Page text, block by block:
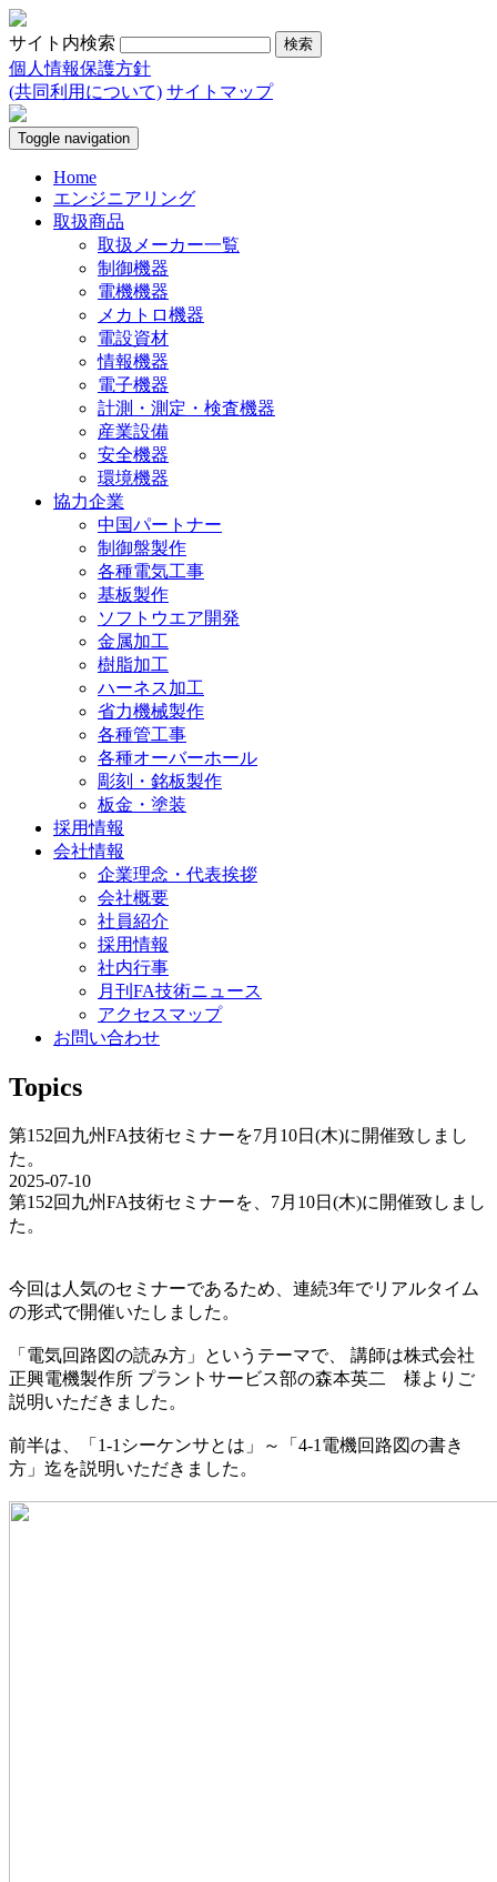
サイト内検索
個人情報保護方針
(共同利用について) サイトマップ
Toggle navigation
Home
エンジニアリング
取扱商品
取扱メーカー一覧
制御機器
電機機器
メカトロ機器
電設資材
情報機器
電子機器
計測・測定・検査機器
産業設備
安全機器
環境機器
協力企業
中国パートナー
制御盤製作
各種電気工事
基板製作
ソフトウエア開発
金属加工
樹脂加工
ハーネス加工
省力機械製作
各種管工事
各種オーバーホール
彫刻・銘板製作
板金・塗装
採用情報
会社情報
企業理念・代表挨拶
会社概要
社員紹介
採用情報
社内行事
月刊FA技術ニュース
アクセスマップ
お問い合わせ
Topics
第152回九州FA技術セミナーを7月10日(木)に開催致しまし
た。
2025-07-10
第152回九州FA技術セミナーを、7月10日(木)に開催致しまし
た。
今回は人気のセミナーであるため、連続3年でリアルタイム
の形式で開催いたしました。
「電気回路図の読み方」というテーマで、 講師は株式会社
正興電機製作所 プラントサービス部の森本英二 様よりご
説明いただきました。
前半は、「1-1シーケンサとは」～「4-1電機回路図の書き
方」迄を説明いただきました。